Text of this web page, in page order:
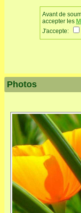
Avant de
accepter les
J'accepte:
Photos